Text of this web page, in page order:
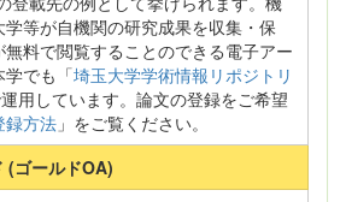
等が自機関の研究成果を収集・保
料で閲覧することのできる電子アー
学でも「埼玉大学学術情報リポジトリ
用しています。論文の登録をご希望
録方法 」をご覧ください。
(ゴールドOA)